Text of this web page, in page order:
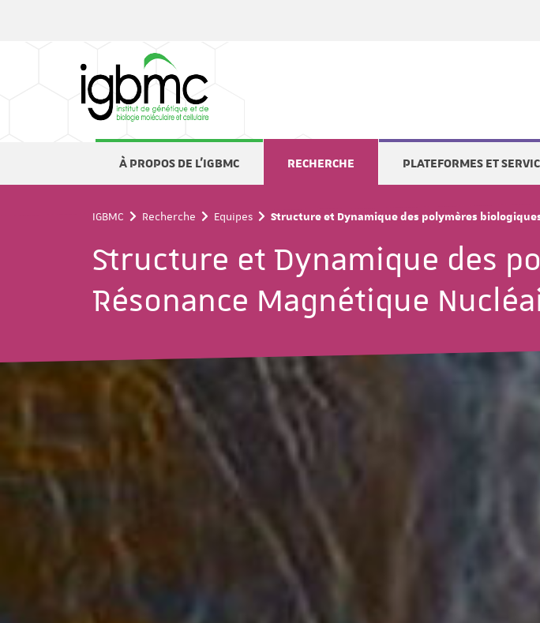
À PROPOS DE L'IGBMC RECHERCHE PLATEFORMES ET
IGBMC Recherche Equipes Structure et Dynamique des polymères
Structure et Dynamique des
Résonance Magnétique